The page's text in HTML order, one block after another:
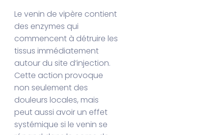
Le venin de vipère contient
des enzymes qui
commencent à détruire les
tissus immédiatement
autour du site d’injection.
Cette action provoque
non seulement des
douleurs locales, mais
peut aussi avoir un effet
systémique si le venin se